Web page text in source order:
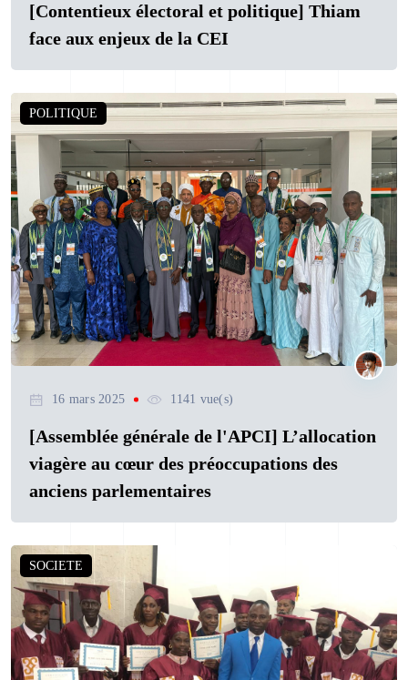
[Contentieux électoral et politique] Thiam
face aux enjeux de la CEI
POLITIQUE
16 mars 2025 1141 vue(s)
[Assemblée générale de l'APCI] L’allocation
viagère au cœur des préoccupations des
anciens parlementaires
SOCIETE